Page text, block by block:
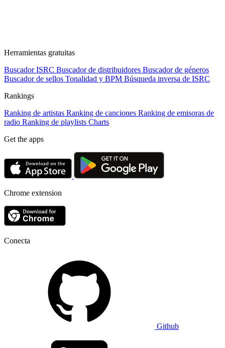
Herramientas gratuitas
Buscador ISRC Buscador de distribuidores Buscador de géneros
Buscador de sellos Tonalidad y BPM Búsqueda inversa de ISRC
Rankings
Ranking de artistas Ranking de canciones Ranking de emisoras de
radio Ranking de playlists Charts
Get the apps
Chrome extension
Conecta
Github